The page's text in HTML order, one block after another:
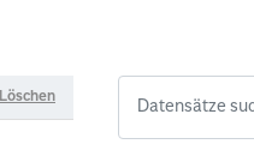
Löschen